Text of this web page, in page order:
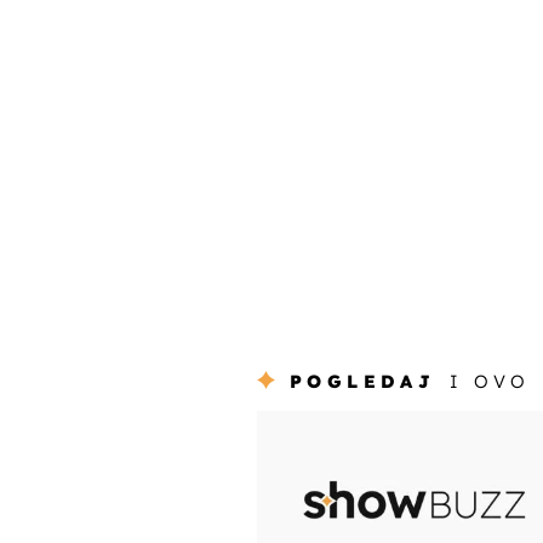
POGLEDAJ I OVO